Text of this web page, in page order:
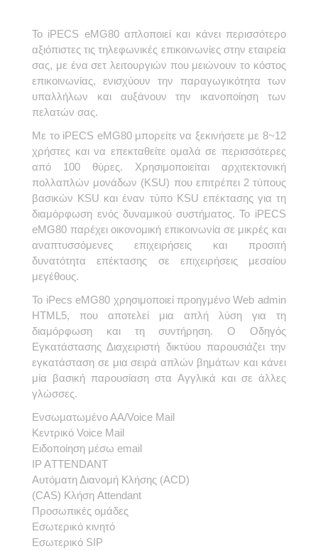
Το iPECS eMG80 απλοποιεί και κάνει περισσότερο
αξιόπιστες τις τηλεφωνικές επικοινωνίες στην εταιρεία
σας, με ένα σετ λειτουργιών που μειώνουν το κόστος
επικοινωνίας, ενισχύουν την παραγωγικότητα των
υπαλλήλων και αυξάνουν την ικανοποίηση των
πελατών σας.
Με το iPECS eMG80 μπορείτε να ξεκινήσετε με 8~12
χρήστες και να επεκταθείτε ομαλά σε περισσότερες
από 100 θύρες. Χρησιμοποιείται αρχιτεκτονική
πολλαπλών μονάδων (KSU) που επιτρέπει 2 τύπους
βασικών KSU και έναν τύπο KSU επέκτασης για τη
διαμόρφωση ενός δυναμικού συστήματος. Το iPECS
eMG80 παρέχει οικονομική επικοινωνία σε μικρές και
αναπτυσσόμενες επιχειρήσεις και προσιτή
δυνατότητα επέκτασης σε επιχειρήσεις μεσαίου
μεγέθους.
To iPecs eMG80 χρησιμοποιεί προηγμένο Web admin
HTΜL5, που αποτελεί μια απλή λύση για τη
διαμόρφωση και τη συντήρηση. Ο Οδηγός
Εγκατάστασης Διαχειριστή δικτύου παρουσιάζει την
εγκατάσταση σε μια σειρά απλών βημάτων και κάνει
μία βασική παρουσίαση στα Αγγλικά και σε άλλες
γλώσσες.
Ενσωματωμένο ΑΑ/Voice Mail
Κεντρικό Voice Mail
Eιδοποίηση μέσω email
ΙΡ ΑTTENDANT
Aυτόματη Διανομή Κλήσης (ACD)
(CAS) Kλήση Attendant
Προσωπικές ομάδες
Εσωτερικό κινητό
Εσωτερικό SIP